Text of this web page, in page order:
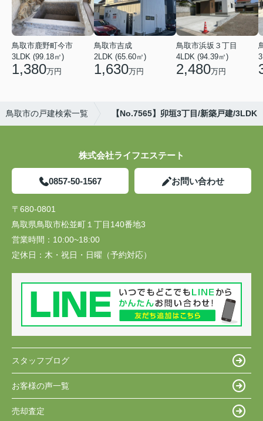
鳥取市鹿野町今市
3LDK (99.18㎡)
1,380万円
鳥取市吉成
2LDK (65.60㎡)
1,630万円
鳥取市浜坂３丁目
4LDK (94.39㎡)
2,480万円
鳥取市の戸建検索一覧 【No.7565】卯垣3丁目/新築戸建/3LDK
株式会社ライフエステート
0857-50-1567 お問い合わせ
〒680-0801
鳥取県鳥取市松並町１丁目140番地3
営業時間： 10:00~18:00
定休日： 木・祝日・日曜（予約対応）
スタッフブログ
お客様の声一覧
売却査定